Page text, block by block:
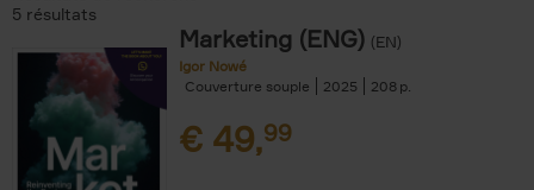
5 résultats
Marketing (ENG) (EN)
Igor Nowé
Couverture souple
2025 208
€ 49,99